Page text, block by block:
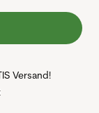
Versand!